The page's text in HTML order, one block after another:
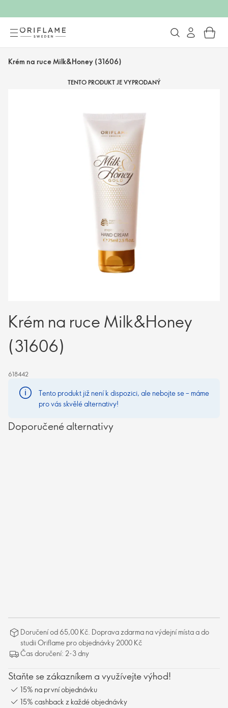
Krém na ruce Milk&Honey (31606)
TENTO PRODUKT JE VYPRODANÝ
Krém na ruce Milk&Honey
(31606)
618442
Tento produkt již není k dispozici, ale nebojte se – máme
pro vás skvělé alternativy!
Doporučené alternativy
Doručení od 65,00 Kč. Doprava zdarma na výdejní místa a do
studii Oriflame pro objednávky 2000 Kč
Čas doručení: 2-3 dny
Staňte se zákazníkem a využívejte výhod!
15% na první objednávku
15% cashback z každé objednávky